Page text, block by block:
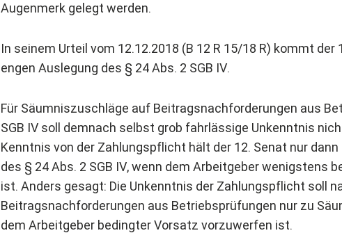
Augenmerk gelegt werden.
In seinem Urteil vom 12.12.2018 (B 12 R 15/18 R) kommt der
engen Auslegung des § 24 Abs. 2 SGB IV.
Für Säumniszuschläge auf Beitragsnachforderungen aus
SGB IV soll demnach selbst grob fahrlässige Unkenntnis
Kenntnis von der Zahlungspflicht hält der 12. Senat nur
des § 24 Abs. 2 SGB IV, wenn dem Arbeitgeber wenigstens
ist. Anders gesagt: Die Unkenntnis der Zahlungspflicht soll
Beitragsnachforderungen aus Betriebsprüfungen nur zu
dem Arbeitgeber bedingter Vorsatz vorzuwerfen ist.